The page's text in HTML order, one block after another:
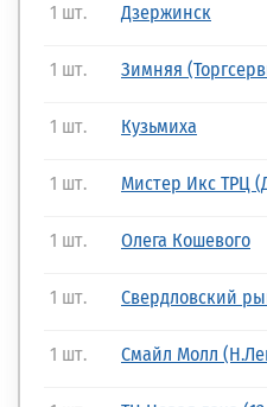
1 шт. Дзержинск
1 шт. Зимняя
1 шт. Кузьмиха
1 шт. Мистер Икс ТРЦ
1 шт. Олега Кошевого
1 шт. Свердловский
1 шт. Смайл Молл